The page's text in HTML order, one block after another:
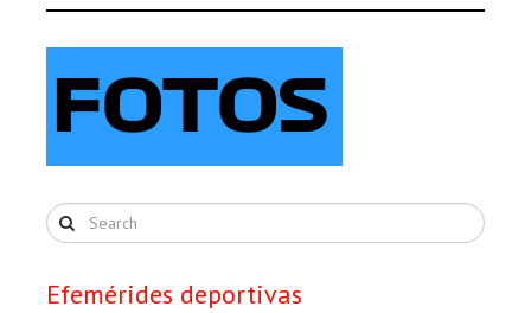
Efemérides deportivas